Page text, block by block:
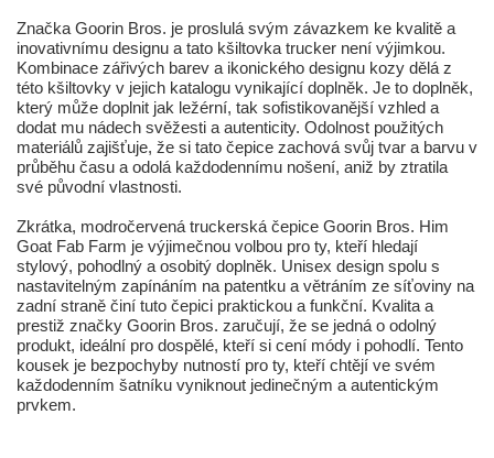
Značka Goorin Bros. je proslulá svým závazkem ke kvalitě a
inovativnímu designu a tato kšiltovka trucker není výjimkou.
Kombinace zářivých barev a ikonického designu kozy dělá z
této kšiltovky v jejich katalogu vynikající doplněk. Je to doplněk,
který může doplnit jak ležérní, tak sofistikovanější vzhled a
dodat mu nádech svěžesti a autenticity. Odolnost použitých
materiálů zajišťuje, že si tato čepice zachová svůj tvar a barvu v
průběhu času a odolá každodennímu nošení, aniž by ztratila
své původní vlastnosti.
Zkrátka, modročervená truckerská čepice Goorin Bros. Him
Goat Fab Farm je výjimečnou volbou pro ty, kteří hledají
stylový, pohodlný a osobitý doplněk. Unisex design spolu s
nastavitelným zapínáním na patentku a větráním ze síťoviny na
zadní straně činí tuto čepici praktickou a funkční. Kvalita a
prestiž značky Goorin Bros. zaručují, že se jedná o odolný
produkt, ideální pro dospělé, kteří si cení módy i pohodlí. Tento
kousek je bezpochyby nutností pro ty, kteří chtějí ve svém
každodenním šatníku vyniknout jedinečným a autentickým
prvkem.